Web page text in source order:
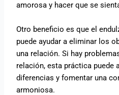
amorosa y hacer que se
Otro beneficio es que el
puede ayudar a eliminar los
una relación. Si hay
relación, esta práctica puede
diferencias y fomentar una
armoniosa.